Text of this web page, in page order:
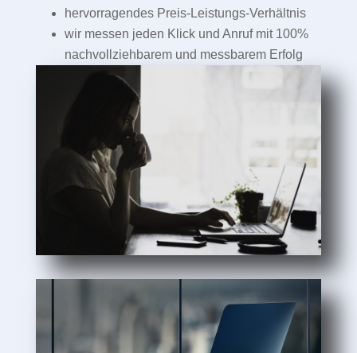
hervorragendes Preis-Leistungs-Verhältnis
wir messen jeden Klick und Anruf mit 100%
nachvollziehbarem und messbarem Erfolg